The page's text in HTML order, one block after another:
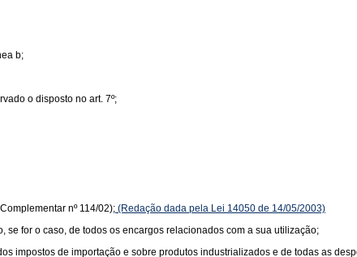
b;
o disposto no art. 7º;
nº 114/02); (Redação dada pela Lei 14050 de 14/05/2003)
se for o caso, de todos os encargos relacionados com a sua utilização;
impostos de importação e sobre produtos industrializados e de todas as